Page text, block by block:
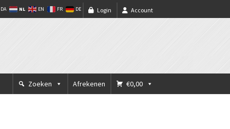
Account
Login
DA NL EN FR DE
€0,00
Afrekenen
Zoeken